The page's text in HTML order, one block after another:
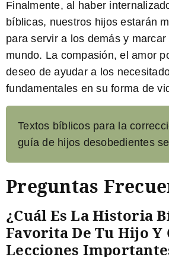
Finalmente, al haber
bíblicas, nuestros hijos estarán
paraservir a los demásy marcar
mundo. La compasión, el amor
deseo de ayudar a los
fundamentales en su forma de
Textos bíblicos para la
guía de hijos desobedientes
Preguntas
¿Cuál Es La Historia
Favorita De Tu Hijo Y
Lecciones